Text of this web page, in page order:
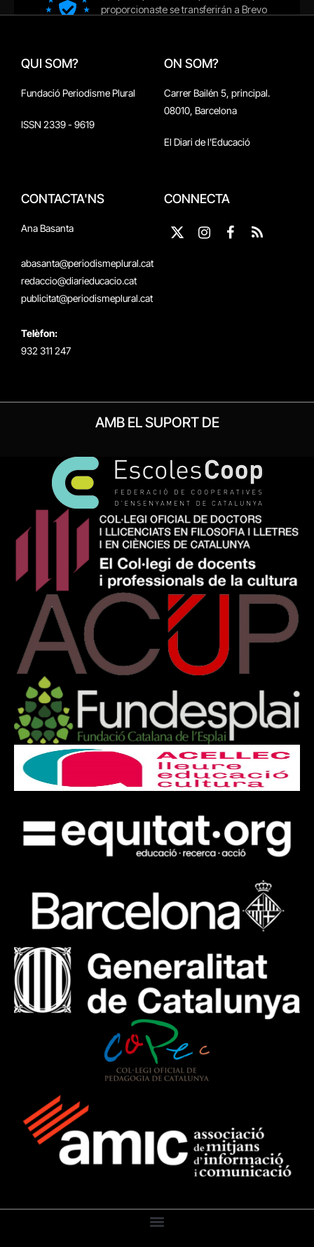
QUI SOM?
Fundació Periodisme Plural
ISSN 2339 - 9619
ON SOM?
Carrer Bailén 5, principal.
08010, Barcelona
El Diari de l'Educació
CONTACTA'NS
Ana Basanta
abasanta@periodismeplural.cat
redaccio@diarieducacio.cat
publicitat@periodismeplural.cat
Telèfon:
932 311 247
CONNECTA
X
Instagram
Facebook
RSS
AMB EL SUPORT DE